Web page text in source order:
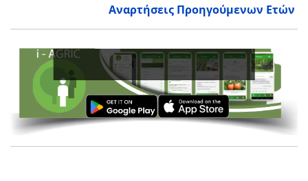
Αναρτήσεις Προηγούμενων Ετών